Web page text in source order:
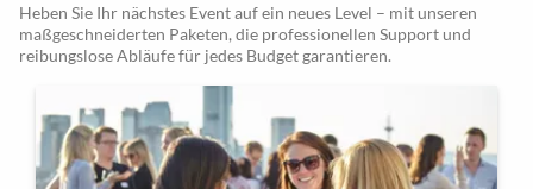
Heben Sie Ihr nächstes Event auf ein neues Level – mit unseren
maßgeschneiderten Paketen, die professionellen Support und
reibungslose Abläufe für jedes Budget garantieren.